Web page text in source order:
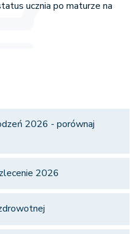
ucznia po maturze na
2026 - porównaj
2026